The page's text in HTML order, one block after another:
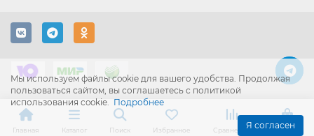
Мы используем файлы cookie для вашего удобства. Продолжая
пользоваться сайтом, вы соглашаетесь с политикой
использования cookie. Подробнее
Я согласен
Главная Каталог Поиск Избранное Сравнение Корзина